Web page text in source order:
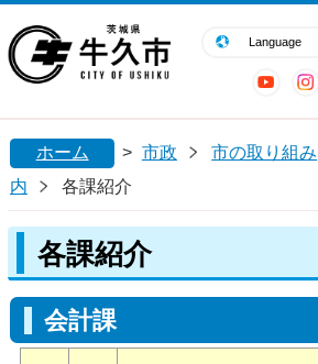
Language
閉じる
ホーム > 市政 市の取り組み
内
各課紹介
各課紹介
会計課